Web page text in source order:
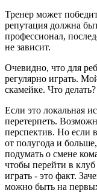
Тренер может
репутация должна
профессионал,
не зависит.
Очевидно, что для
регулярно играть.
скамейке. Что делать?
Если это локальная
перетерпеть.
перспектив. Но если
от полугода и
подумать о смене
чтобы перейти в
играть - это факт.
можно быть на